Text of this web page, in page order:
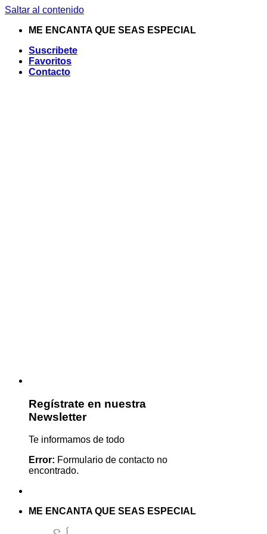
Saltar al contenido
ME ENCANTA QUE SEAS ESPECIAL
Suscribete
Favoritos
Contacto
Regístrate en nuestra
Newsletter
Te informamos de todo
Error: Formulario de contacto no
encontrado.
ME ENCANTA QUE SEAS ESPECIAL